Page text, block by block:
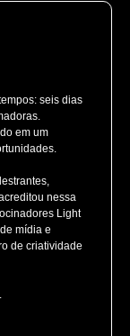
seis dias
em um
nessa
Light
mídia e
de criatividade